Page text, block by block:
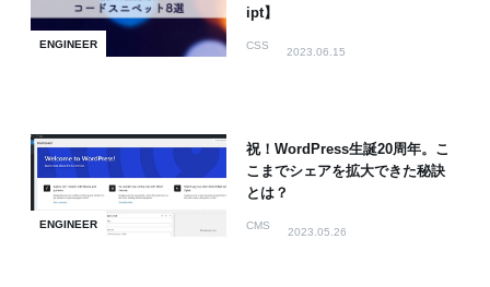
ENGINEER
ipt】
CSS
2023.06.15
ENGINEER
祝！WordPress生誕20周年。こ
こまでシェアを拡大できた秘訣
とは？
CMS
2023.05.26